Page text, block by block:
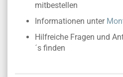
mitbestellen
Informationen unter
Hilfreiche Fragen und
´s finden